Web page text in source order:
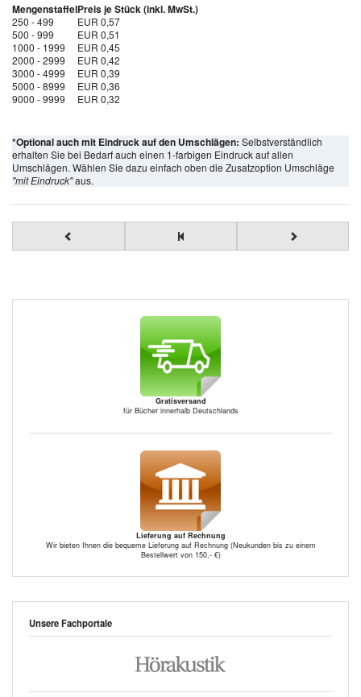
MengenstaffelPreis je Stück (inkl. MwSt.)
250 - 499
EUR 0,57
500 - 999
EUR 0,51
1000 - 1999
EUR 0,45
2000 - 2999
EUR 0,42
3000 - 4999
EUR 0,39
5000 - 8999
EUR 0,36
9000 - 9999
EUR 0,32
*Optional auch mit Eindruck auf den Umschlägen: Selbstverständlich
erhalten Sie bei Bedarf auch einen 1-farbigen Eindruck auf allen
Umschlägen. Wählen Sie dazu einfach oben die Zusatzoption Umschläge
"mit Eindruck"aus.
Gratisversand
für Bücher innerhalb Deutschlands
Lieferung auf Rechnung
Wir bieten Ihnen die bequeme Lieferung auf Rechnung (Neukunden bis zu einem
Bestellwert von 150,- €)
Unsere Fachportale